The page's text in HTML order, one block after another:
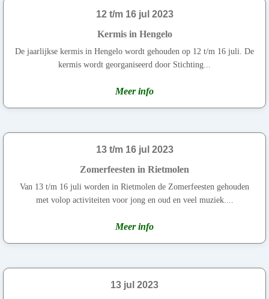
12 t/m 16 jul 2023
Kermis in Hengelo
De jaarlijkse kermis in Hengelo wordt gehouden op 12 t/m 16 juli. De
kermis wordt georganiseerd door Stichting...
Meer info
13 t/m 16 jul 2023
Zomerfeesten in Rietmolen
Van 13 t/m 16 juli worden in Rietmolen de Zomerfeesten gehouden
met volop activiteiten voor jong en oud en veel muziek....
Meer info
13 jul 2023